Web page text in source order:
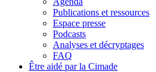
Publications et ressources
Espace presse
Podcasts
Analyses et décryptages
FAQ
Être aidé par la Cimade